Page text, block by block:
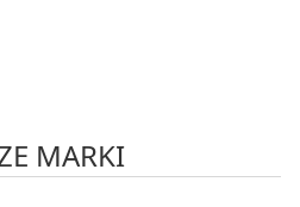
MARKI